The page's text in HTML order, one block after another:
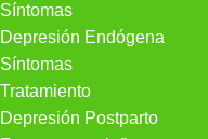
Síntomas
Depresión Endógena
Síntomas
Tratamiento
Depresión Postparto